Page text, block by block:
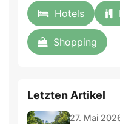
Hotels
Shopping
Letzten Artikel
27. Mai